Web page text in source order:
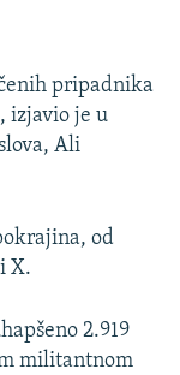
pripadnika
izjavio je u
Ali
od
X.
2.919
militantnom